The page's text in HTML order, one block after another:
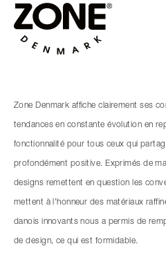
Zone Denmark affiche clairement ses
tendances en constante évolution en
fonctionnalité pour tous ceux qui
profondément positive. Exprimés de
designs remettent en question les
mettent à l'honneur des matériaux
danois innovants nous a permis de
de design, ce qui est formidable.